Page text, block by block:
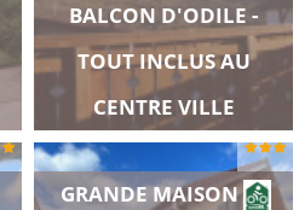
BALCON D'ODILE -
TOUT INCLUS AU
CENTRE VILLE
GRANDE MAISON 10